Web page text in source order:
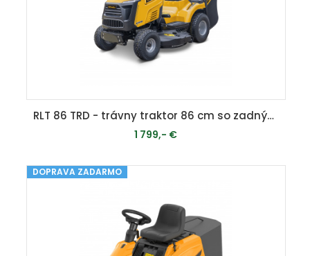
RLT 86 TRD - trávny traktor 86 cm so zadným vyhadzovaním a mechanickou prevodovkou
1 799,- €
MOMENTÁLNE VYPREDANÉ
DOPRAVA ZADARMO